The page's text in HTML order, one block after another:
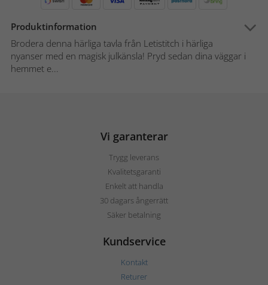
Produktinformation
Brodera denna härliga tavla från Letistitch i härliga
nyanser med en magisk julkänsla! Pryd sedan dina väggar i
hemmet e...
Vi garanterar
Trygg leverans
Kvalitetsgaranti
Enkelt att handla
30 dagars ångerrätt
Säker betalning
Kundservice
Kontakt
Returer